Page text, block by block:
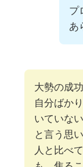
プ
あ
大勢の成
自分ばか
いていな
と言う思
人と比べ